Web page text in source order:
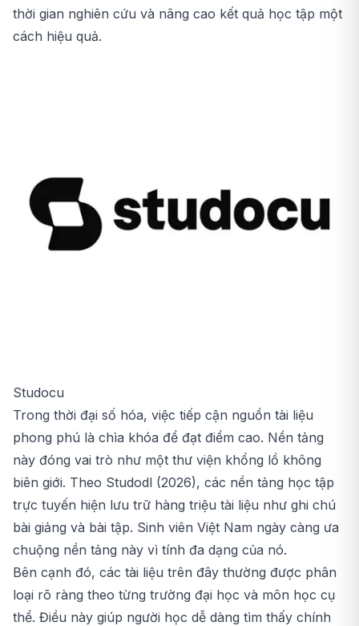
thời gian nghiên cứu và nâng cao kết quả học tập một
cách hiệu quả.
Studocu
Trong thời đại số hóa, việc tiếp cận nguồn tài liệu
phong phú là chìa khóa để đạt điểm cao. Nền tảng
này đóng vai trò như một thư viện khổng lồ không
biên giới. Theo Studodl (2026), các nền tảng học tập
trực tuyến hiện lưu trữ hàng triệu tài liệu như ghi chú
bài giảng và bài tập. Sinh viên Việt Nam ngày càng ưa
chuộng nền tảng này vì tính đa dạng của nó.
Bên cạnh đó, các tài liệu trên đây thường được phân
loại rõ ràng theo từng trường đại học và môn học cụ
thể. Điều này giúp người học dễ dàng tìm thấy chính